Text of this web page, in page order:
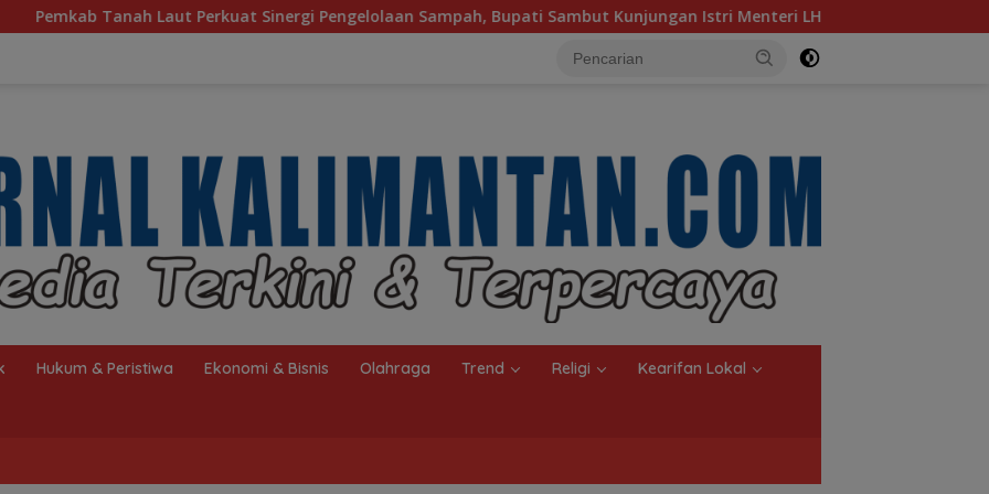
Sinergi Pengelolaan Sampah, Bupati Sambut Kunjungan Istri Menteri LH Sambut Ketua Komisi II DPR RI, Pemkot
Hukum & Peristiwa Ekonomi & Bisnis Olahraga Trend Religi Kearifan Lokal